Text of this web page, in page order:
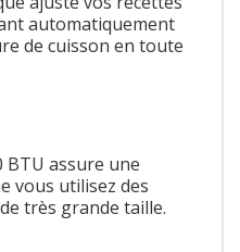
automatiquement
de cuisson en toute
BTU assure une
vous utilisez des
très grande taille.